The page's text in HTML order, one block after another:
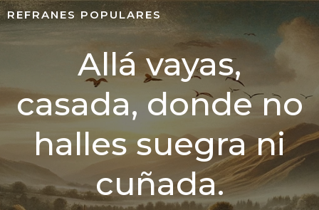
REFRANES POPULARES
Allá vayas,
casada, donde no
halles suegra ni
cuñada.